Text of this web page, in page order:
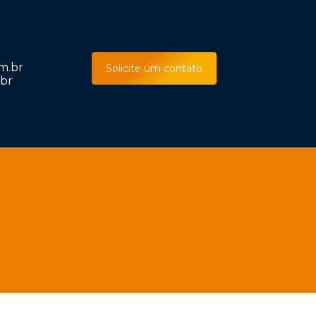
Solicite um contato